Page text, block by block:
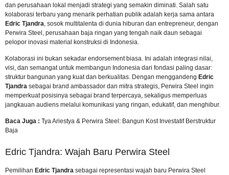
dan perusahaan lokal menjadi strategi yang semakin diminati. Salah satu
kolaborasi terbaru yang menarik perhatian publik adalah kerja sama antara
Edric Tjandra , sosok multitalenta di dunia hiburan dan entrepreneur, dengan
Perwira Steel, perusahaan baja ringan yang tengah naik daun sebagai
pelopor inovasi material konstruksi di Indonesia.
Kolaborasi ini bukan sekadar endorsement biasa. Ini adalah integrasi nilai,
visi, dan semangat untuk membangun Indonesia dari fondasi paling dasar:
struktur bangunan yang kuat dan berkualitas. Dengan menggandeng Edric
Tjandra sebagai brand ambassador dan mitra strategis, Perwira Steel ingin
memperkuat posisinya sebagai brand terpercaya, sekaligus memperluas
jangkauan audiens melalui komunikasi yang ringan, edukatif, dan menghibur.
Baca Juga : Tya Ariestya & Perwira Steel: Bangun Kost Investatif Berstruktur
Baja
Edric Tjandra: Wajah Baru Perwira Steel
Pemilihan Edric Tjandra sebagai representasi wajah baru Perwira Steel